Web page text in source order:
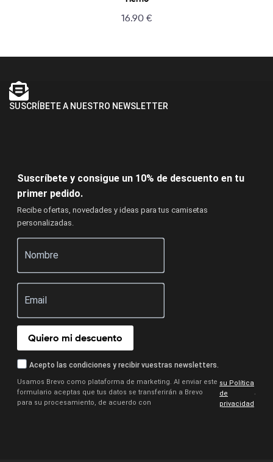
16.90 €
SUSCRÍBETE A NUESTRO NEWSLETTER
Suscríbete y consigue un 10% de descuento en tu
primer pedido.
Recibe ofertas, novedades y ideas para tus camisetas
personalizadas.
Quiero mi descuento
Acepto las condiciones y recibir vuestras newsletters.
Usamos Brevo como plataforma de marketing. Al enviar este
formulario aceptas que tus datos se transferirán a Brevo
para su procesamiento, de acuerdo con
su Política
de
privacidad
.